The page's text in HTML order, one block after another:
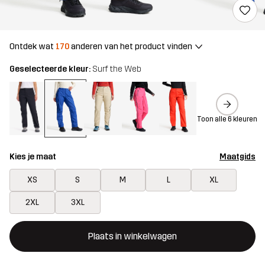
Ontdek wat 170anderen van het product vinden
Geselecteerde kleur: Surf the Web
Toon alle 6 kleuren
Kies je maat Maatgids
XS S M L XL
2XL 3XL
Plaats in winkelwagen
Deze knop opent een modal met de bevestiging van een
{{size}} niet beschikbaar